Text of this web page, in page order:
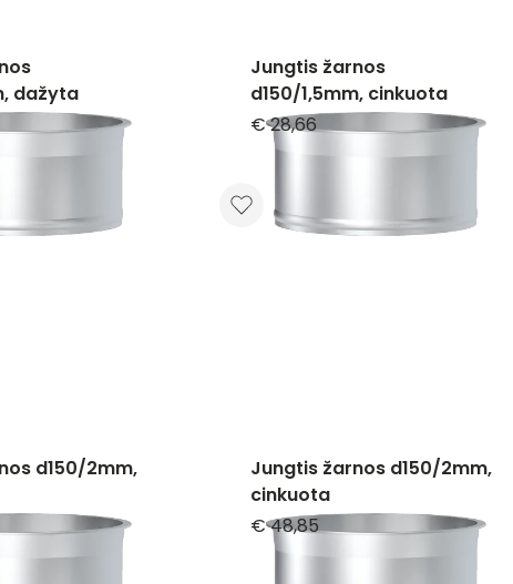
dažyta
Jungtis žarnos
d150/1,5mm, cinkuota
€ 28,66
d150/2mm,
Jungtis žarnos d150/2mm,
cinkuota
€ 48,85